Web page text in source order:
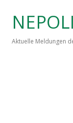
NEPOLI
Aktuelle Meldungen